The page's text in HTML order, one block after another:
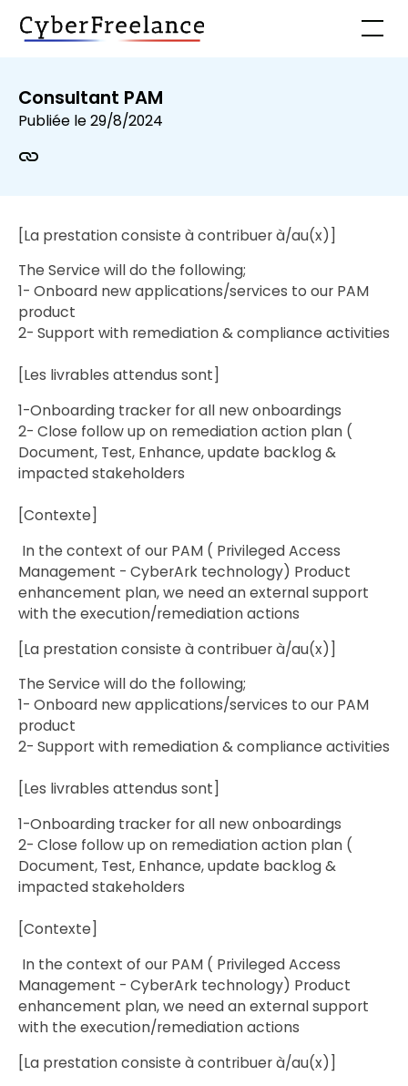
Consultant PAM
Publiée le29/8/2024
[La prestation consiste à contribuer à/au(x)]
The Service will do the following;
1- Onboard new applications/services to our PAM
product
2- Support with remediation & compliance activities
[Les livrables attendus sont]
1-Onboarding tracker for all new onboardings
2- Close follow up on remediation action plan (
Document, Test, Enhance, update backlog &
impacted stakeholders
[Contexte]
In the context of our PAM ( Privileged Access
Management - CyberArk technology) Product
enhancement plan, we need an external support
with the execution/remediation actions
[La prestation consiste à contribuer à/au(x)]
The Service will do the following;
1- Onboard new applications/services to our PAM
product
2- Support with remediation & compliance activities
[Les livrables attendus sont]
1-Onboarding tracker for all new onboardings
2- Close follow up on remediation action plan (
Document, Test, Enhance, update backlog &
impacted stakeholders
[Contexte]
In the context of our PAM ( Privileged Access
Management - CyberArk technology) Product
enhancement plan, we need an external support
with the execution/remediation actions
[La prestation consiste à contribuer à/au(x)]